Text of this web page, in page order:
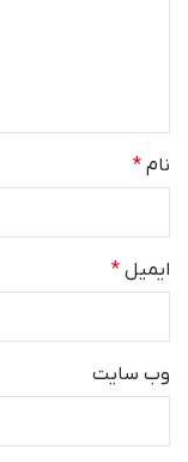
نام *
ایمیل *
وب‌ سایت